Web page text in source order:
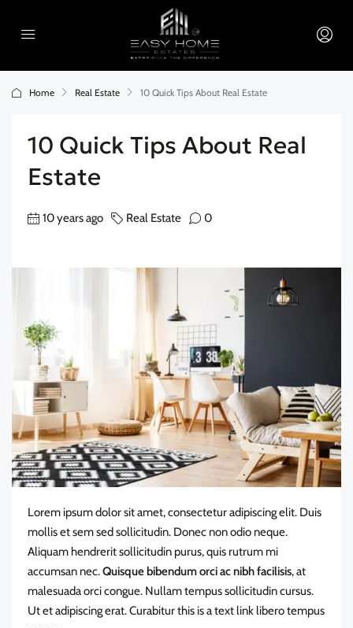
Home Real Estate 10 Quick Tips About Real Estate
10 Quick Tips About Real
Estate
10 years ago Real Estate 0
Lorem ipsum dolor sit amet, consectetur adipiscing elit. Duis
mollis et sem sed sollicitudin. Donec non odio neque.
Aliquam hendrerit sollicitudin purus, quis rutrum mi
accumsan nec.Quisque bibendum orci ac nibh facilisis, at
malesuada orci congue. Nullam tempus sollicitudin cursus.
Ut et adipiscing erat. Curabiturthis is a text link libero tempus